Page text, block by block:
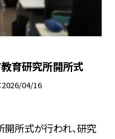
教育研究所開所式
2026/04/16
所式が行われ、研究